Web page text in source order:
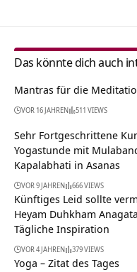
Das könnte dich auch
Mantras für die
VOR 16 JAHREN 511 VIEWS
Sehr Fortgeschrittene
Yogastunde mit
Kapalabhati in Asanas
VOR 9 JAHREN 666 VIEWS
Künftiges Leid sollte
Heyam Duhkham
Tägliche Inspiration
VOR 4 JAHREN 379 VIEWS
Yoga – Zitat des Tages